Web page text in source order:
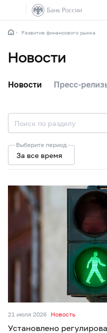
Развитие финансового рынка
Новости
Новости Пресс-
Выберите период
За все время
21 июля 2026 Новость
Установлено